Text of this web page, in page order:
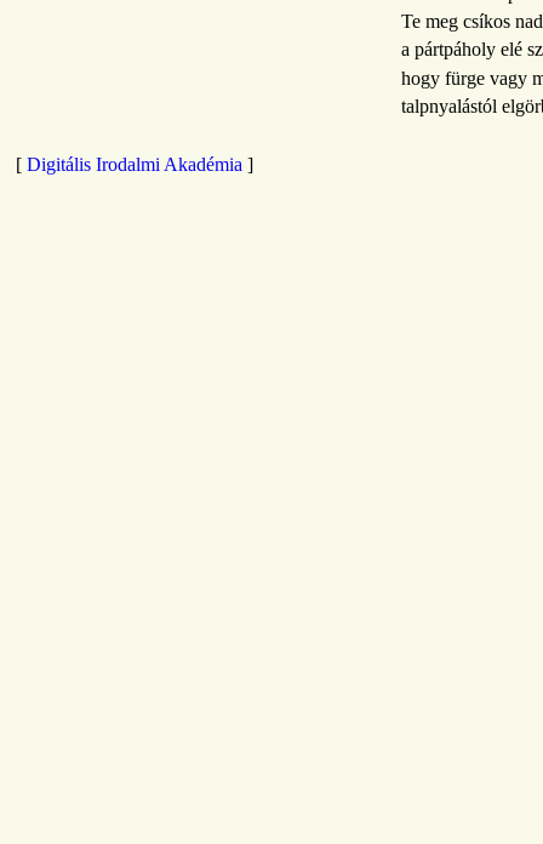
Te meg csíkos
a pártpáholy elé
hogy fürge vagy
talpnyalástól
[Digitális Irodalmi Akadémia ]